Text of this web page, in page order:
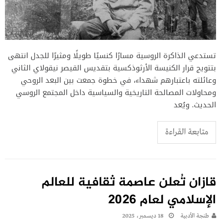
تستدعي الذاكرة الروسية مسارًا كنسيًا طويلًا ومثيرًا للجدل انتهى
بتتويج قرار الكنيسة الأرثوذكسية بتقديس القيصر نيقولاي الثاني
وعائلته باعتبارهم شهداء، في خطوة جمعت بين البعد الروحي
ومحاولات المصالحة التاريخية والسياسية داخل المجتمع الروسي
الحديث. ويُعد
متابعة القراءة
قازان تُعلن عاصمة ثقافية للعالم
الإسلامي لعام 2026
طنجة الأدبية 18 ديسمبر، 2025